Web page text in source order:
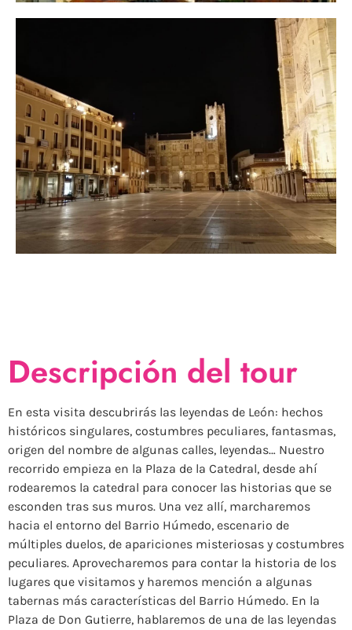
Descripción del tour
En esta visita descubrirás las leyendas de León: hechos
históricos singulares, costumbres peculiares, fantasmas,
origen del nombre de algunas calles, leyendas… Nuestro
recorrido empieza en la Plaza de la Catedral, desde ahí
rodearemos la catedral para conocer las historias que se
esconden tras sus muros. Una vez allí, marcharemos
hacia el entorno del Barrio Húmedo, escenario de
múltiples duelos, de apariciones misteriosas y costumbres
peculiares. Aprovecharemos para contar la historia de los
lugares que visitamos y haremos mención a algunas
tabernas más características del Barrio Húmedo. En la
Plaza de Don Gutierre, hablaremos de una de las leyendas